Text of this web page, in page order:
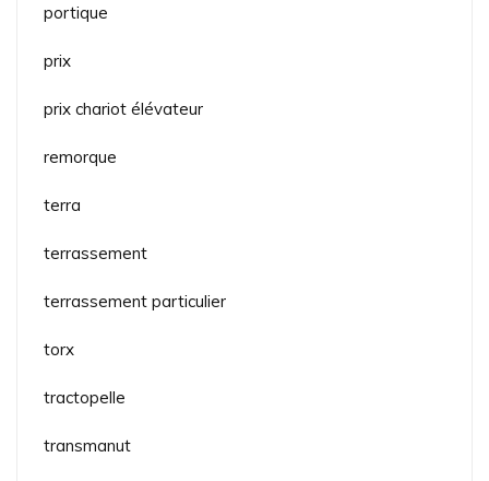
portique
prix
prix chariot élévateur
remorque
terra
terrassement
terrassement particulier
torx
tractopelle
transmanut